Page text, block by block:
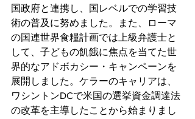
国政府と連携し、国レベルでの学習技
術の普及に努めました。また、ローマ
の国連世界食糧計画では上級弁護士と
して、子どもの飢餓に焦点を当てた世
界的なアドボカシー・キャンペーンを
展開しました。ケラーのキャリアは、
ワシントンDCで米国の選挙資金調達法
の改革を主導したことから始まりまし